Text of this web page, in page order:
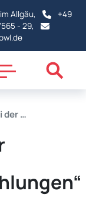
Allgäu,
+49
- 29,
der …